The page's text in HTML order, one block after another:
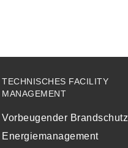
TECHNISCHES FACILITY
MANAGEMENT
Vorbeugender Brandschutz
Energiemanagement